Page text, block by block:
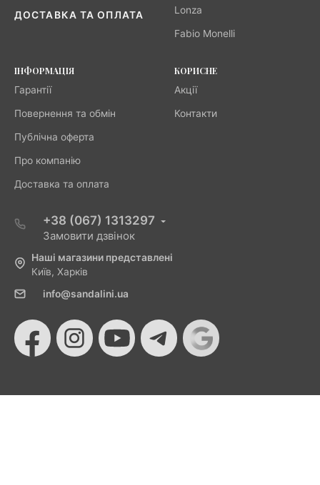
ДОСТАВКА ТА ОПЛАТА Lonza
Fabio Monelli
ІНФОРМАЦІЯ
Гарантії
Повернення та обмін
Публічна оферта
Про компанію
Доставка та оплата
КОРИСНЕ
Акції
Контакти
+38 (067) 1313297
Замовити дзвінок
Наші магазини представлені
Київ, Харків
info@sandalini.ua